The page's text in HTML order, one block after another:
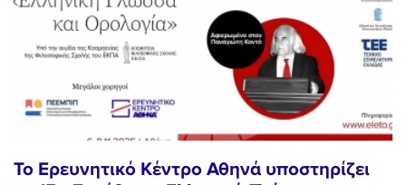
Το Ερευνητικό Κέντρο Αθηνά υποστηρίζει